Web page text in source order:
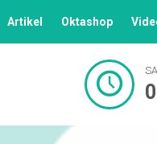
Artikel Oktashop